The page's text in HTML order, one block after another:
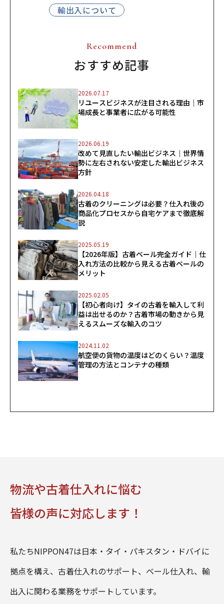
輸出入について
Recommend
おすすめ記事
2026.07.17
リユースビジネスが注目される理由｜市
場成長と事業者に広がる可能性
2026.06.19
改めて見直したい輸出ビジネス｜世界情
勢に左右されない安定した輸出ビジネス
方針
2026.04.18
古着のクリーニングは必要？仕入れ後の
商品化プロセスから自宅ケアまで徹底解
説
2025.05.19
【2026年版】古着ベール完全ガイド｜仕
入れ方法の比較から見える古着ベールの
メリット
2025.02.05
【初心者向け】タイの古着を輸入して利
益は出せるのか？古着市場の動きから見
えるスムーズな輸入のコツ
2024.11.02
航空便の貨物の温度はどのくらい？温度
管理の方法とコンテナの種類
物流や古着仕入れに悩む
皆様の声に対応します！
私たちNIPPON47は日本・タイ・パキスタン・ドバイに
拠点を構え、古着仕入れのサポート、ベール仕入れ、輸
出入に関わる業務をサポートしています。